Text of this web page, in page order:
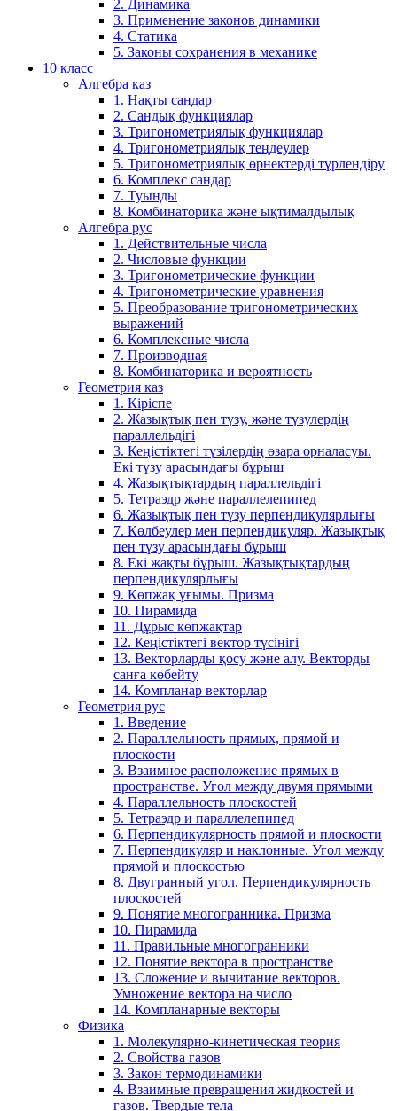
2. Динамика
3. Применение законов динамики
4. Статика
5. Законы сохранения в механике
10 класс
Алгебра каз
1. Нақты сандар
2. Сандық функциялар
3. Тригонометриялық функциялар
4. Тригонометриялық теңдеулер
5. Тригонометриялық өрнектерді түрлендіру
6. Комплекс сандар
7. Туынды
8. Комбинаторика және ықтималдылық
Алгебра рус
1. Действительные числа
2. Числовые функции
3. Тригонометрические функции
4. Тригонометрические уравнения
5. Преобразование тригонометрических
выражений
6. Комплексные числа
7. Производная
8. Комбинаторика и вероятность
Геометрия каз
1. Кіріспе
2. Жазықтық пен түзу, және түзулердің
параллельдігі
3. Кеңістіктегі түзілердің өзара орналасуы.
Екі түзу арасындағы бұрыш
4. Жазықтықтардың параллельдігі
5. Тетраэдр және параллелепипед
6. Жазықтық пен түзу перпендикулярлығы
7. Көлбеулер мен перпендикуляр. Жазықтық
пен түзу арасындағы бұрыш
8. Екі жақты бұрыш. Жазықтықтардың
перпендикулярлығы
9. Көпжақ ұғымы. Призма
10. Пирамида
11. Дұрыс көпжақтар
12. Кеңістіктегі вектор түсінігі
13. Векторларды қосу және алу. Векторды
санға көбейту
14. Компланар векторлар
Геометрия рус
1. Введение
2. Параллельность прямых, прямой и
плоскости
3. Взаимное расположение прямых в
пространстве. Угол между двумя прямыми
4. Параллельность плоскостей
5. Тетраэдр и параллелепипед
6. Перпендикулярность прямой и плоскости
7. Перпендикуляр и наклонные. Угол между
прямой и плоскостью
8. Двугранный угол. Перпендикулярность
плоскостей
9. Понятие многогранника. Призма
10. Пирамида
11. Правильные многогранники
12. Понятие вектора в пространстве
13. Сложение и вычитание векторов.
Умножение вектора на число
14. Компланарные векторы
Физика
1. Молекулярно-кинетическая теория
2. Свойства газов
3. Закон термодинамики
4. Взаимные превращения жидкостей и
газов. Твердые тела